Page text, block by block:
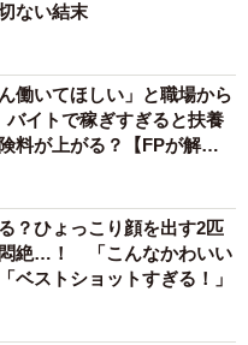
ンダント（画像提供：ハピネ
ハピネスと提携する共同
で、人の葬儀と変わらな
ては、まさに家族を亡く
フも常に厳粛な気持ちで
う。
ない結末
働いてほしい」と職場から
イトで稼ぎすぎると扶養
料が上がる？【FPが解
？ひょっこり顔を出す2匹
絶…！ 「こんなかわいい
ベストショットすぎる！」